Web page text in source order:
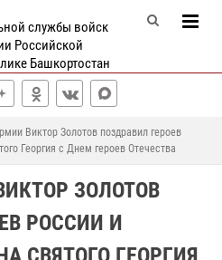
службы войск
Российской
Башкортостан
Виктор Золотов поздравил героев
Георгия с Днем героев Отечества
ЗОЛОТОВ
РОССИИ И